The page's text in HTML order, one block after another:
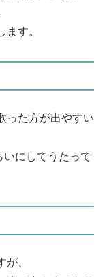
す。
った方が出やすい
いにしてうたって
、